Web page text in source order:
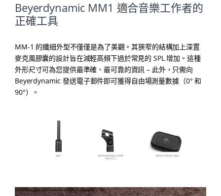
Beyerdynamic MM1 適合音樂工作者的
正確工具
MM-1 的纖細外型不僅僅是為了美觀。其狹窄的結構加上深置
麥克風膠囊的設計旨在減輕高頻下過於常見的 SPL 增加。這種
外形尺寸可為您提供最準確、最可靠的資訊 – 此外，只需向
Beyerdynamic 發送電子郵件即可獲得自由場測量數據（0° 和
90°）。